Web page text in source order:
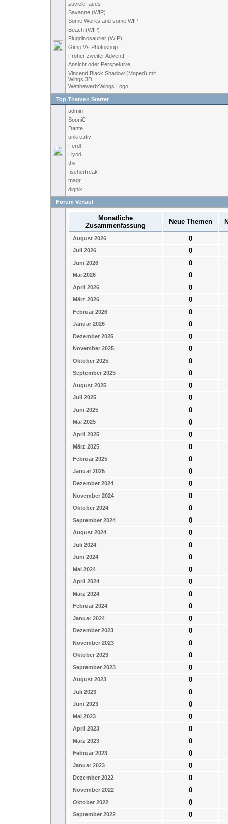
zuviele faces
Savanne (WIP)
Some Works and some WIP
Beach (WIP)
Flugdinosaurier (WIP)
Gimp Vs Photoshop
Froher zweiter Advent!
Ansicht oder Perspektive
Vincend Black Shadow (Moped) mit
Wings 3D
Wettbewerb:Wings Logo
Top Themen Starter
admin
SooniC
Dante
unkreativ
Ferdl
Llyod
thv
fischerfreak
magr
dignik
Forum Verlauf
Monatliche
Zusammenfassung
Neue Themen
August 2026 0
Juli 2026 0
Juni 2026 0
Mai 2026 0
April 2026 0
März 2026 0
Februar 2026 0
Januar 2026 0
Dezember 2025 0
November 2025 0
Oktober 2025 0
September 2025 0
August 2025 0
Juli 2025 0
Juni 2025 0
Mai 2025 0
April 2025 0
März 2025 0
Februar 2025 0
Januar 2025 0
Dezember 2024 0
November 2024 0
Oktober 2024 0
September 2024 0
August 2024 0
Juli 2024 0
Juni 2024 0
Mai 2024 0
April 2024 0
März 2024 0
Februar 2024 0
Januar 2024 0
Dezember 2023 0
November 2023 0
Oktober 2023 0
September 2023 0
August 2023 0
Juli 2023 0
Juni 2023 0
Mai 2023 0
April 2023 0
März 2023 0
Februar 2023 0
Januar 2023 0
Dezember 2022 0
November 2022 0
Oktober 2022 0
September 2022 0